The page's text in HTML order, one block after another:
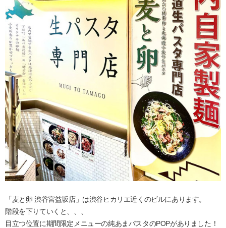
「麦と卵 渋谷宮益坂店」は渋谷ヒカリエ近くのビルにあります。
階段を下りていくと、、、
目立つ位置に期間限定メニューの純あまパスタのPOPがありました！